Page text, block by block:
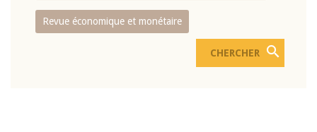
Revue économique et monétaire